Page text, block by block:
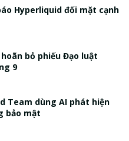
Hyperliquid đối mặt cạnh
bỏ phiếu Đạo luật
9
Team dùng AI phát hiện
bảo mật